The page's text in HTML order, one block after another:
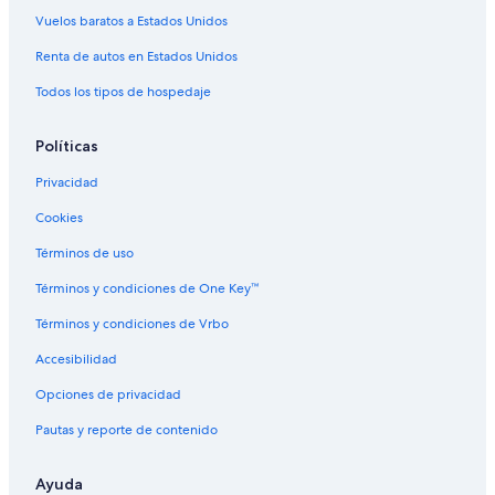
Hoteles para ir de compras en Highland
Hoteles todo incluido en Highland
Hoteles con alberca en Highland
Hoteles en Centro de Denver
Hoteles con spa en Auraria
Hoteles cerca de Downtown Aquarium de Denver
Hoteles con bar en Jefferson Park
Hoteles de La Quinta Inn & Suites en Jefferson Park
Hoteles en Jefferson Park
Hoteles en Sun Valley
Hoteles cerca de 16th Street Mall
Cabañas en Denver
Vuelos baratos a Estados Unidos
Renta de autos en Estados Unidos
Todos los tipos de hospedaje
Políticas
Privacidad
Cookies
Términos de uso
Términos y condiciones de One Key™
Términos y condiciones de Vrbo
Accesibilidad
Opciones de privacidad
Pautas y reporte de contenido
Ayuda